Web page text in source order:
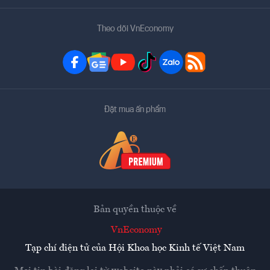
Theo dõi VnEconomy
Đặt mua ấn phẩm
Bản quyền thuộc về
VnEconomy
Tạp chí điện tử của Hội Khoa học Kinh tế Việt Nam